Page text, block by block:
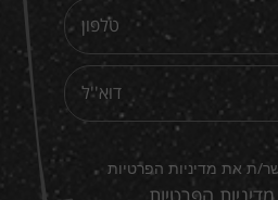
ת את מדיניות הפרטיות